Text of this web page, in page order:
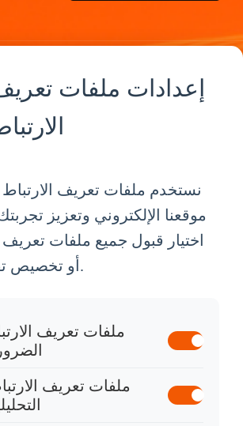
Industry
Management
&
Transit
Construction
By
Delivery
Driver
Tablet
Vehicle
Tablet
System
By
Customization
White Label
Industrial
Base
Sales
إعدادات ملفات
نستخدم ملفات تعريف
موقعنا الإلكتروني وتعزيز
اختيار قبول جميع ملفات تعريف
أو تخصيص تفضيلاتك.
ملفات تعريف
ملفات تعريف